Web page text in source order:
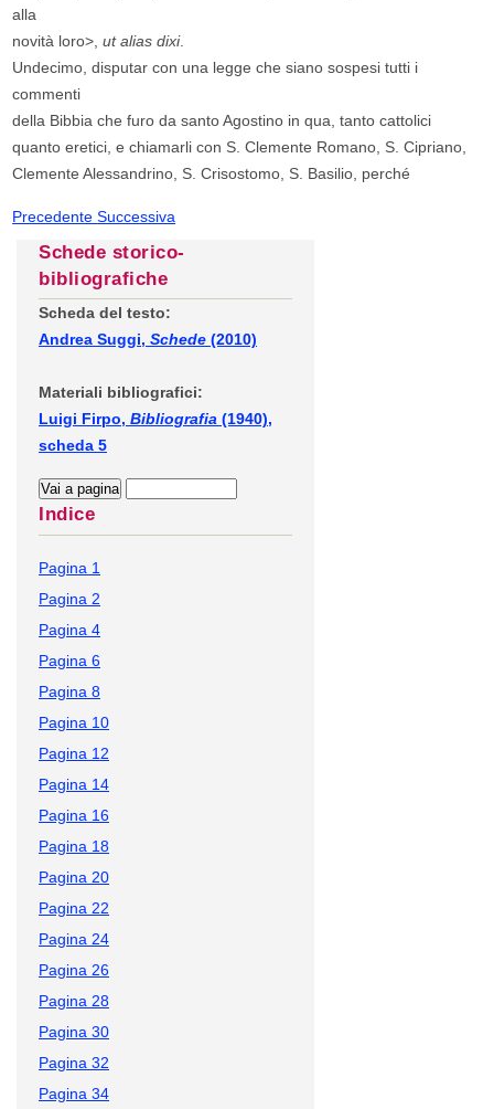
alla
novità loro>,ut alias dixi.
Undecimo, disputar con una legge che siano sospesi tutti i
commenti
della Bibbia che furo da santo Agostino in qua, tanto cattolici
quanto eretici, e chiamarli con S. Clemente Romano, S. Cipriano,
Clemente Alessandrino, S. Crisostomo, S. Basilio, perché
PrecedenteSuccessiva
Schede storico-
bibliografiche
Scheda del testo:
Andrea Suggi, Schede (2010)
Materiali bibliografici:
Luigi Firpo, Bibliografia (1940),
scheda 5
Indice
Pagina 1
Pagina 2
Pagina 4
Pagina 6
Pagina 8
Pagina 10
Pagina 12
Pagina 14
Pagina 16
Pagina 18
Pagina 20
Pagina 22
Pagina 24
Pagina 26
Pagina 28
Pagina 30
Pagina 32
Pagina 34